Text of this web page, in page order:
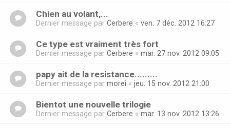
Chien au volant,...
Dernier message par Cerbere « ven. 7 déc. 2012 16:27
Ce type est vraiment très fort
Dernier message par Cerbere « mar. 27 nov. 2012 09:05
papy ait de la resistance.........
Dernier message par morei « jeu. 15 nov. 2012 21:00
Bientot une nouvelle trilogie
Dernier message par Cerbere « mar. 13 nov. 2012 13:26